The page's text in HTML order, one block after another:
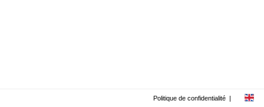
Politique de confidentialité |